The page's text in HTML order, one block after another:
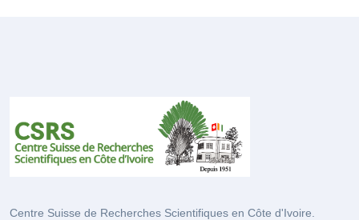
Centre Suisse de Recherches Scientifiques en Côte d'Ivoire.